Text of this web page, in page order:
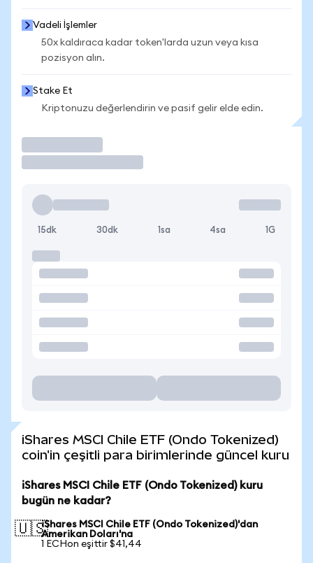
Vadeli İşlemler
50x kaldıraca kadar token'larda uzun veya kısa
pozisyon alın.
Stake Et
Kriptonuzu değerlendirin ve pasif gelir elde edin.
15dk 30dk 1sa 4sa 1G
iShares MSCI Chile ETF (Ondo Tokenized)
coin'in çeşitli para birimlerinde güncel kuru
iShares MSCI Chile ETF (Ondo Tokenized) kuru
bugün ne kadar?
🇺🇸iShares MSCI Chile ETF (Ondo Tokenized)'dan
Amerikan Doları'na
1 ECHon eşittir $41,44